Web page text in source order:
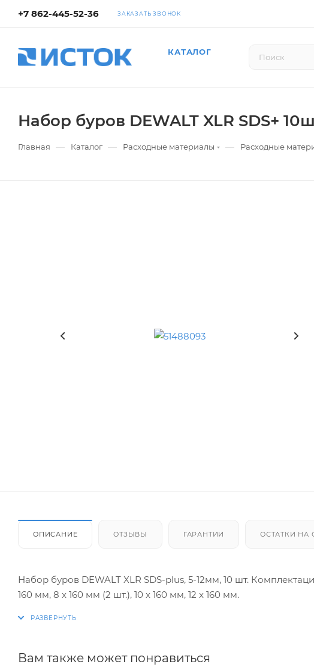
+7 862-445-52-36 ЗАКАЗАТЬ ЗВОНОК
КАТАЛОГ
Набор буров DEWALT XLR SDS+
Главная — Каталог — Расходные материалы — Расходные
ОПИСАНИЕ ОТЗЫВЫ ГАРАНТИИ ОСТАТКИ НА
Набор буров DEWALT XLR SDS-plus, 5-12мм, 10 шт.
160 мм, 8 x 160 мм (2 шт.), 10 x 160 мм, 12 x 160 мм.
Вам также может понравиться